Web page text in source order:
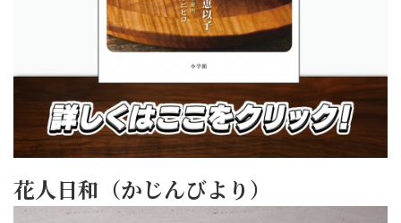
花人日和（かじんびより）